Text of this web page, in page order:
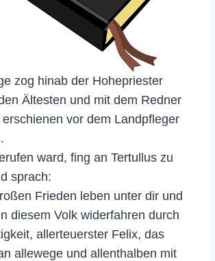
zog hinab der Hohepriester
Ältesten und mit dem Redner
vor dem Landpfleger
ward, fing an Tertullus zu
sprach:
Frieden leben unter dir und
diesem Volk widerfahren durch
allerteuerster Felix, das
allewege und allenthalben mit